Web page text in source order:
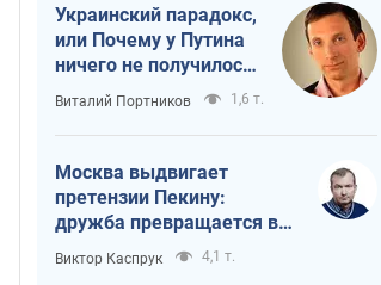
Украинский парадокс,
или Почему у Путина
ничего не получилось
с Украиной
Виталий Портников 1,6 т.
Москва выдвигает
претензии Пекину:
дружба превращается в
зависимость России от
Китая
Виктор Каспрук 4,1 т.